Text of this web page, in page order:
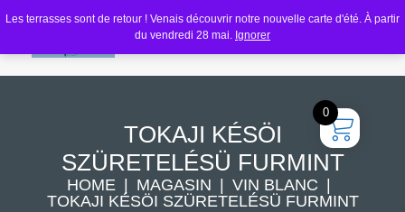
Les terrasses sont de retour ! Venais découvrir notre nouvelle carte d'été. À partir
du vendredi 28 mai. Ignorer
TOKAJI KÉSÖI
SZÜRETELÉSÜ FURMINT
HOME MAGASIN
VIN BLANC
TOKAJI KÉSÖI SZÜRETELÉSÜ FURMINT
0